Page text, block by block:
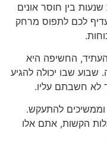
בין חוסר אונים
לכם לתפוס מרחק
החשיפה היא
שבו יכולה להגיע
לא חשבתם עליו.
להתעקש.
הקשות, אתם אלו